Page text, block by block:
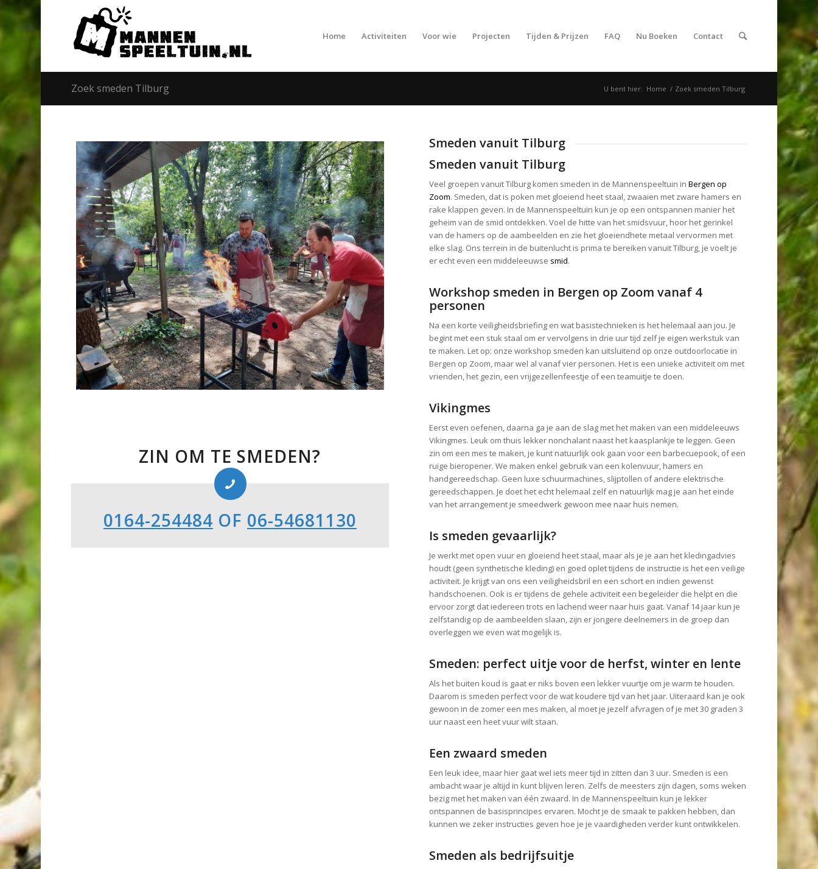
Home Activiteiten Voor wie Projecten Tijden & Prijzen FAQ Nu Boeken Contact
Zoek smeden Tilburg U bent hier: Home / Zoek smeden Tilburg
ZIN OM TE SMEDEN?
0164-254484 OF 06-54681130
Smeden vanuit Tilburg
Smeden vanuit Tilburg
Veel groepen vanuit Tilburg komen smeden in de Mannenspeeltuin inBergen op
Zoom. Smeden, dat is poken met gloeiend heet staal, zwaaien met zware hamers en
rake klappen geven. In de Mannenspeeltuin kun je op een ontspannen manier het
geheim van de smid ontdekken. Voel de hitte van het smidsvuur, hoor het gerinkel
van de hamers op de aambeelden en zie het gloeiendhete metaal vervormen met
elke slag. Ons terrein in de buitenlucht is prima te bereiken vanuit Tilburg, je voelt je
er echt even een middeleeuwse smid.
Workshop smeden in Bergen op Zoom vanaf 4
personen
Na een korte veiligheidsbriefing en wat basistechnieken is het helemaal aan jou. Je
begint met een stuk staal om er vervolgens in drie uur tijd zelf je eigen werkstuk van
te maken. Let op: onze workshop smeden kan uitsluitend op onze outdoorlocatie in
Bergen op Zoom, maar wel al vanaf vier personen. Het is een unieke activiteit om met
vrienden, het gezin, een vrijgezellenfeestje of een teamuitje te doen.
Vikingmes
Eerst even oefenen, daarna ga je aan de slag met het maken van een middeleeuws
Vikingmes. Leuk om thuis lekker nonchalant naast het kaasplankje te leggen. Geen
zin om een mes te maken, je kunt natuurlijk ook gaan voor een barbecuepook, of een
ruige bieropener. We maken enkel gebruik van een kolenvuur, hamers en
handgereedschap. Geen luxe schuurmachines, slijptollen of andere elektrische
gereedschappen. Je doet het echt helemaal zelf en natuurlijk mag je aan het einde
van het arrangement je smeedwerk gewoon mee naar huis nemen.
Is smeden gevaarlijk?
Je werkt met open vuur en gloeiend heet staal, maar als je je aan het kledingadvies
houdt (geen synthetische kleding) en goed oplet tijdens de instructie is het een veilige
activiteit. Je krijgt van ons een veiligheidsbril en een schort en indien gewenst
handschoenen. Ook is er tijdens de gehele activiteit een begeleider die helpt en die
ervoor zorgt dat iedereen trots en lachend weer naar huis gaat. Vanaf 14 jaar kun je
zelfstandig op de aambeelden slaan, zijn er jongere deelnemers in de groep dan
overleggen we even wat mogelijk is.
Smeden: perfect uitje voor de herfst, winter en lente
Als het buiten koud is gaat er niks boven een lekker vuurtje om je warm te houden.
Daarom is smeden perfect voor de wat koudere tijd van het jaar. Uiteraard kan je ook
gewoon in de zomer een mes maken, al moet je jezelf afvragen of je met 30 graden 3
uur naast een heet vuur wilt staan.
Een zwaard smeden
Een leuk idee, maar hier gaat wel iets meer tijd in zitten dan 3 uur. Smeden is een
ambacht waar je altijd in kunt blijven leren. Zelfs de meesters zijn dagen, soms weken
bezig met het maken van één zwaard. In de Mannenspeeltuin kun je lekker
ontspannen de basisprincipes ervaren. Mocht je de smaak te pakken hebben, dan
kunnen we zeker instructies geven hoe je je vaardigheden verder kunt ontwikkelen.
Smeden als bedrijfsuitje